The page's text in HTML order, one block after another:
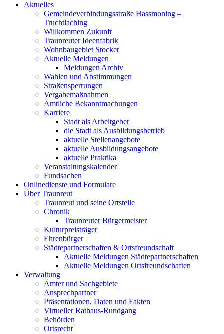
Aktuelles
Gemeindeverbindungsstraße Hassmoning –
Truchtlaching
Willkommen Zukunft
Traunreuter Ideenfabrik
Wohnbaugebiet Stocket
Aktuelle Meldungen
Meldungen Archiv
Wahlen und Abstimmungen
Straßensperrungen
Vergabemaßnahmen
Amtliche Bekanntmachungen
Karriere
Stadt als Arbeitgeber
die Stadt als Ausbildungsbetrieb
aktuelle Stellenangebote
aktuelle Ausbildungsangebote
aktuelle Praktika
Veranstaltungskalender
Fundsachen
Onlinedienste und Formulare
Über Traunreut
Traunreut und seine Ortsteile
Chronik
Traunreuter Bürgermeister
Kulturpreisträger
Ehrenbürger
Städtepartnerschaften & Ortsfreundschaft
Aktuelle Meldungen Städtepartnerschaften
Aktuelle Meldungen Ortsfreundschaften
Verwaltung
Ämter und Sachgebiete
Ansprechpartner
Präsentationen, Daten und Fakten
Virtueller Rathaus-Rundgang
Behörden
Ortsrecht